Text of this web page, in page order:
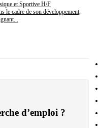
et Sportive H/F
cadre de son développement,
d’emploi ?